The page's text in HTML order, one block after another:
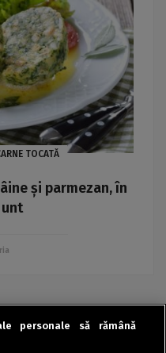
TOCATĂ
și parmezan, în
› »
personale să rămână